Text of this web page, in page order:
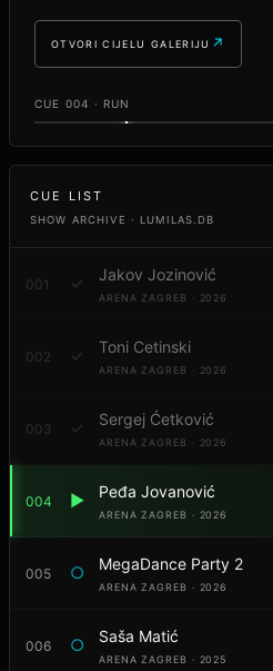
OTVORI CIJELU GALERIJU
CUE 004 · RUN
CUE LIST
SHOW ARCHIVE · LUMILAS.DB
001 ✓ Jakov Jozinović
ARENA ZAGREB · 2026
002 ✓ Toni Cetinski
ARENA ZAGREB · 2026
003 ✓ Sergej Ćetković
ARENA ZAGREB · 2026
004 ▶ Peđa Jovanović
ARENA ZAGREB · 2026
005 ○ MegaDance Party 2
ARENA ZAGREB · 2026
006 ○ Saša Matić
ARENA ZAGREB · 2025